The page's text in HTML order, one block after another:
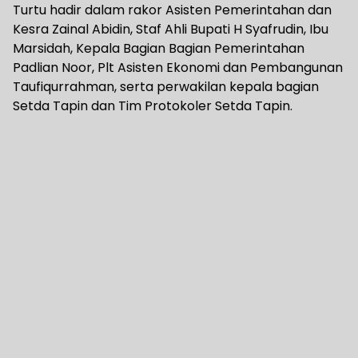
Turtu hadir dalam rakor Asisten Pemerintahan dan
Kesra Zainal Abidin, Staf Ahli Bupati H Syafrudin, Ibu
Marsidah, Kepala Bagian Bagian Pemerintahan
Padlian Noor, Plt Asisten Ekonomi dan Pembangunan
Taufiqurrahman, serta perwakilan kepala bagian
Setda Tapin dan Tim Protokoler Setda Tapin.